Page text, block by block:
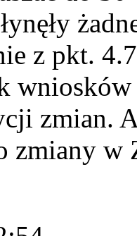
z pkt.
zmian.
zmiany w